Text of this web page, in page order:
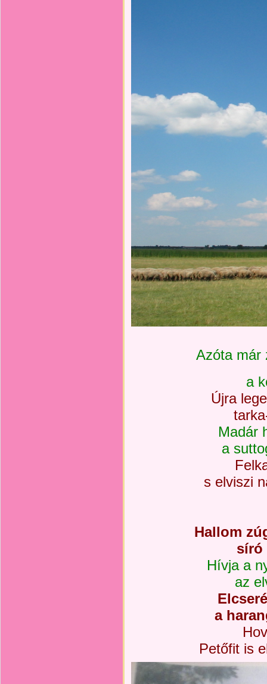
Azóta már
a
Újra
Madár
a
s elviszi
Hallom
síró
Hívja a
az
a
Petőfit is